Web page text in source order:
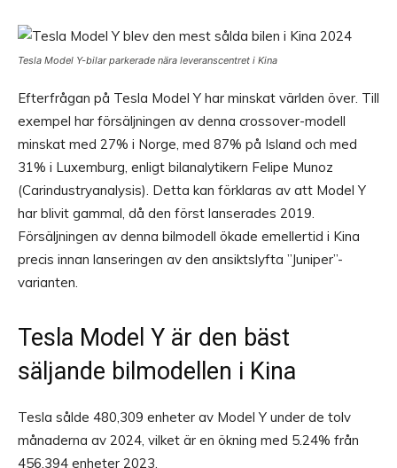
Tesla Model Y-bilar parkerade nära leveranscentret i Kina
Efterfrågan på Tesla Model Y har minskat världen över. Till
exempel har försäljningen av denna crossover-modell
minskat med 27% i Norge, med 87% på Island och med
31% i Luxemburg, enligt bilanalytikern Felipe Munoz
(Carindustryanalysis). Detta kan förklaras av att Model Y
har blivit gammal, då den först lanserades 2019.
Försäljningen av denna bilmodell ökade emellertid i Kina
precis innan lanseringen av den ansiktslyfta ”Juniper”-
varianten.
Tesla Model Y är den bäst
säljande bilmodellen i Kina
Tesla sålde 480,309 enheter av Model Y under de tolv
månaderna av 2024, vilket är en ökning med 5.24% från
456,394 enheter 2023.